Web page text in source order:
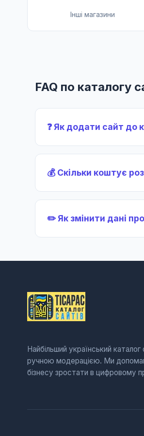
Інші магазини
FAQ по каталогу
❓ Як додати сайт до
💰 Скільки коштує
✏️ Як змінити дані
Найбільший український каталог
ручною модерацією. Ми
бізнесу зростати в цифровому